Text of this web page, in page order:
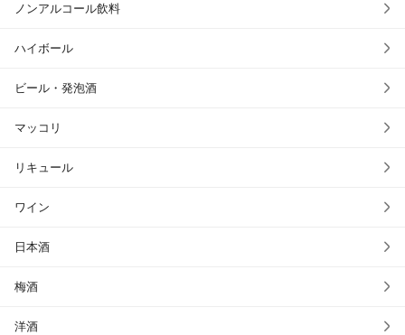
ノンアルコール飲料
ハイボール
ビール・発泡酒
マッコリ
リキュール
ワイン
日本酒
梅酒
洋酒